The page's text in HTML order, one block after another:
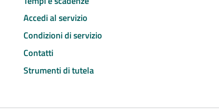
Accedi al servizio
Condizioni di servizio
Contatti
Strumenti di tutela